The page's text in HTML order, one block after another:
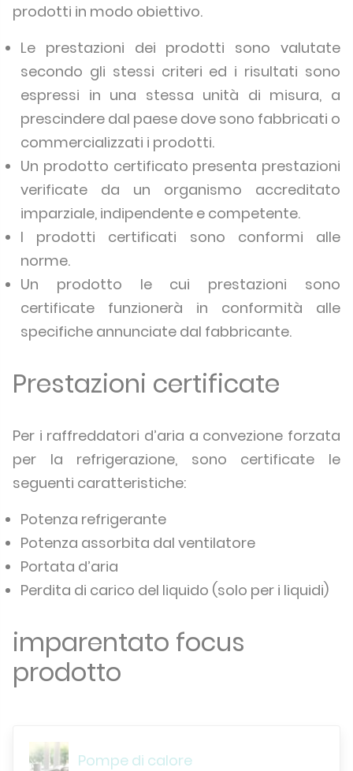
prodotti in modo obiettivo.
Le prestazioni dei prodotti sono valutate
secondo gli stessi criteri ed i risultati sono
espressi in una stessa unità di misura, a
prescindere dal paese dove sono fabbricati o
commercializzati i prodotti.
Un prodotto certificato presenta prestazioni
verificate da un organismo accreditato
imparziale, indipendente e competente.
I prodotti certificati sono conformi alle
norme.
Un prodotto le cui prestazioni sono
certificate funzionerà in conformità alle
specifiche annunciate dal fabbricante.
Prestazioni certificate
Per i raffreddatori d’aria a convezione forzata
per la refrigerazione, sono certificate le
seguenti caratteristiche:
Potenza refrigerante
Potenza assorbita dal ventilatore
Portata d’aria
Perdita di carico del liquido (solo per i liquidi)
imparentato focus
prodotto
Pompe di calore